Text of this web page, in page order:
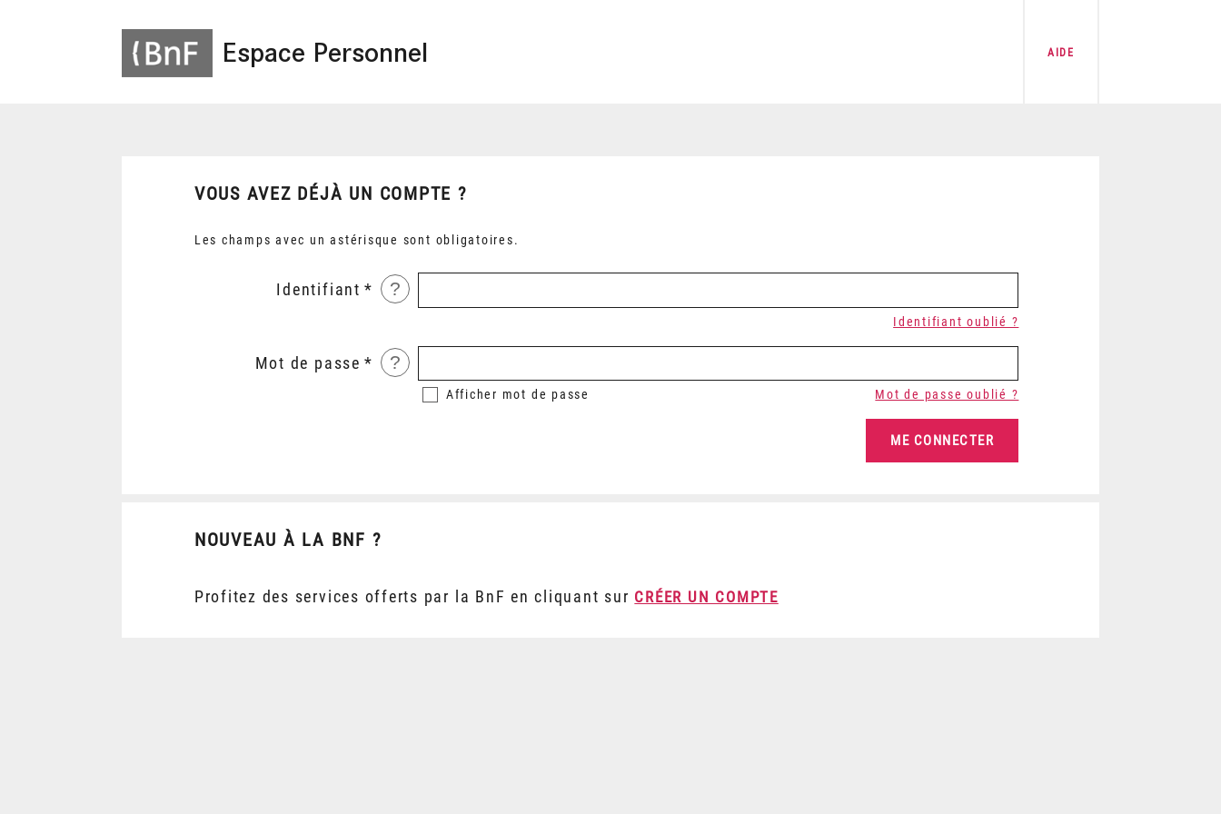
Espace Personnel AIDE
VOUS AVEZ DÉJÀ UN COMPTE ?
Les champs avec un astérisque sont obligatoires.
Identifiant ?
Identifiant oublié ?
Mot de passe ?
Afficher mot de passe Mot de passe oublié ?
NOUVEAU À LA BNF ?
Profitez des services offerts par la BnF en cliquant sur CRÉER UN COMPTE